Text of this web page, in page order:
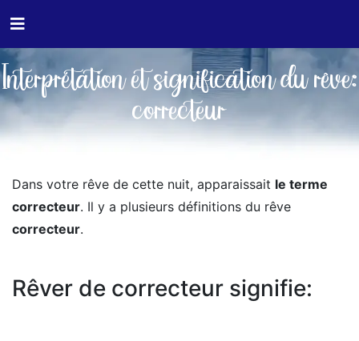
Interprétation et signification du rêve:
correcteur
Dans votre rêve de cette nuit, apparaissait le terme
correcteur. Il y a plusieurs définitions du rêve
correcteur.
Rêver de correcteur signifie: